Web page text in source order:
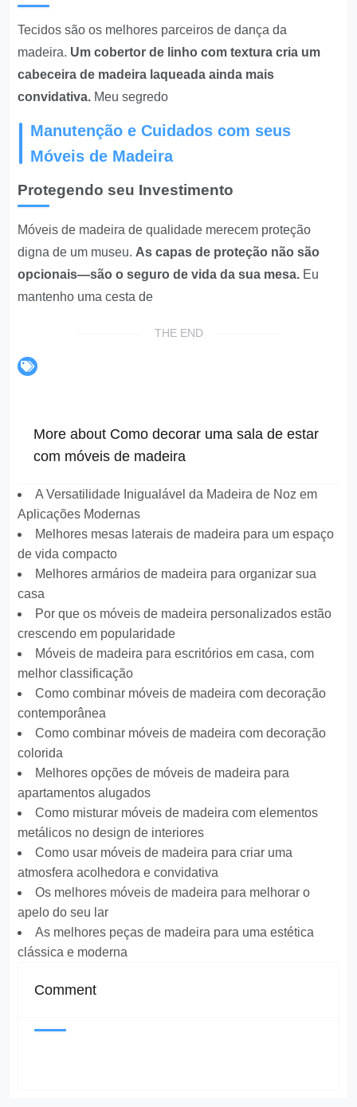
Tecidos são os melhores parceiros de dança da
madeira. Um cobertor de linho com textura cria um
cabeceira de madeira laqueada ainda mais
convidativa. Meu segredo
Manutenção e Cuidados com seus
Móveis de Madeira
Protegendo seu Investimento
Móveis de madeira de qualidade merecem proteção
digna de um museu. As capas de proteção não são
opcionais—são o seguro de vida da sua mesa. Eu
mantenho uma cesta de
THE END
More about Como decorar uma sala de estar
com móveis de madeira
A Versatilidade Inigualável da Madeira de Noz em
Aplicações Modernas
Melhores mesas laterais de madeira para um espaço
de vida compacto
Melhores armários de madeira para organizar sua
casa
Por que os móveis de madeira personalizados estão
crescendo em popularidade
Móveis de madeira para escritórios em casa, com
melhor classificação
Como combinar móveis de madeira com decoração
contemporânea
Como combinar móveis de madeira com decoração
colorida
Melhores opções de móveis de madeira para
apartamentos alugados
Como misturar móveis de madeira com elementos
metálicos no design de interiores
Como usar móveis de madeira para criar uma
atmosfera acolhedora e convidativa
Os melhores móveis de madeira para melhorar o
apelo do seu lar
As melhores peças de madeira para uma estética
clássica e moderna
Comment